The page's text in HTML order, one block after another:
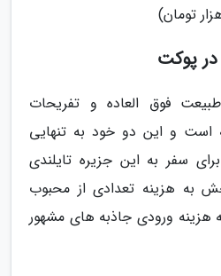
فوق العاده و تفریحات
است و این دو خود به تنهایی
سفر به این جزیره تایلندی
به هزینه تعدادی از محبوب
هزینه ورودی جاذبه های مشهور